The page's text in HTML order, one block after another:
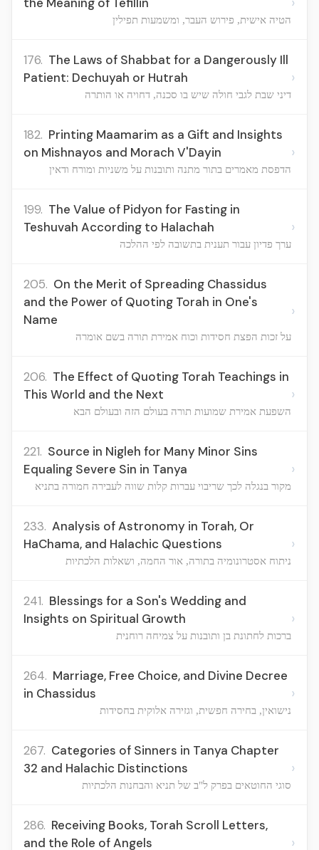
הטיה אישית, פירוש העבר, ומשמעות תפילין
176. The Laws of Shabbat for a Dangerously Ill
Patient: Dechuyah or Hutrah
דיני שבת לגבי חולה שיש בו סכנה, דחויה או הותרה
›
182. Printing Maamarim as a Gift and Insights
on Mishnayos and Morach V'Dayin
הדפסת מאמרים בתור מתנה ותובנות על משניות ומורח ודאין
›
199. The Value of Pidyon for Fasting in
Teshuvah According to Halachah
ערך פדיון עבור תענית בתשובה לפי ההלכה
›
205. On the Merit of Spreading Chassidus
and the Power of Quoting Torah in One's
Name
על זכות הפצת חסידות וכוח אמירת תורה בשם אומרה
›
206. The Effect of Quoting Torah Teachings in
This World and the Next
השפעת אמירת שמועות תורה בעולם הזה ובעולם הבא
›
221. Source in Nigleh for Many Minor Sins
Equaling Severe Sin in Tanya
מקור בנגלה לכך שריבוי עברות קלות שווה לעבירה חמורה בתניא
›
233. Analysis of Astronomy in Torah, Or
HaChama, and Halachic Questions
ניתוח אסטרונומיה בתורה, אור החמה, ושאלות הלכתיות
›
241. Blessings for a Son's Wedding and
Insights on Spiritual Growth
ברכות לחתונת בן ותובנות על צמיחה רוחנית
›
264. Marriage, Free Choice, and Divine Decree
in Chassidus
נישואין, בחירה חפשית, וגזירה אלוקית בחסידות
›
267. Categories of Sinners in Tanya Chapter
32 and Halachic Distinctions
סוגי החוטאים בפרק ל"ב של תניא והבחנות הלכתיות
›
286. Receiving Books, Torah Scroll Letters,
and the Role of Angels
›